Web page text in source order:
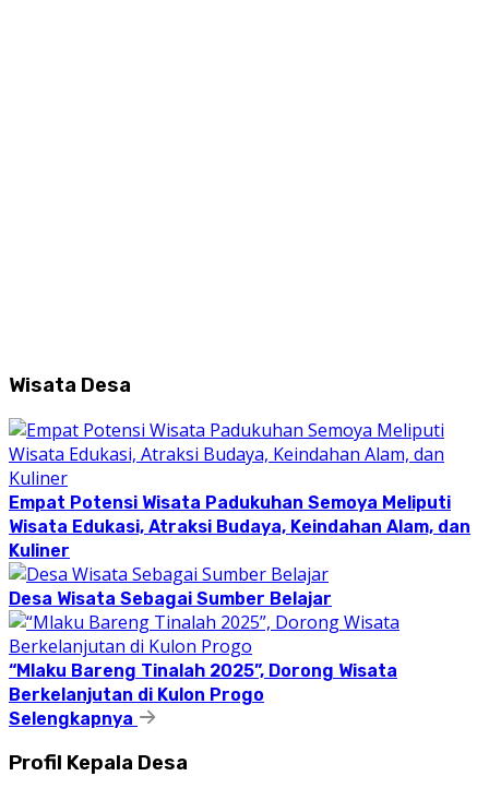
Wisata Desa
Empat Potensi Wisata Padukuhan Semoya Meliputi
Wisata Edukasi, Atraksi Budaya, Keindahan Alam, dan
Kuliner
Desa Wisata Sebagai Sumber Belajar
“Mlaku Bareng Tinalah 2025”, Dorong Wisata
Berkelanjutan di Kulon Progo
Selengkapnya
Profil Kepala Desa